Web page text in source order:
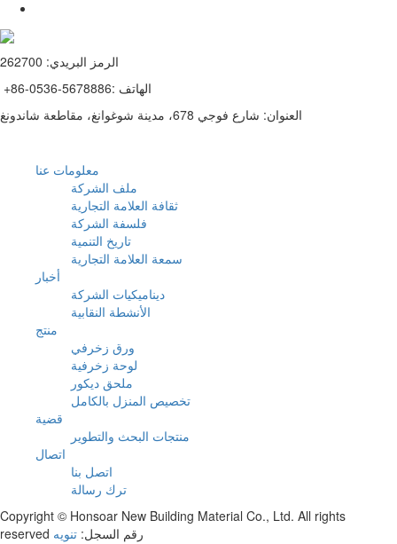
الرمز البريدي: 262700
+86-0536-5678886: الهاتف
العنوان: شارع فوجي 678، مدينة شوغوانغ، مقاطعة شاندونغ
معلومات عنا
ملف الشركة
ثقافة العلامة التجارية
فلسفة الشركة
تاريخ التنمية
سمعة العلامة التجارية
أخبار
ديناميكيات الشركة
الأنشطة النقابية
منتج
ورق زخرفي
لوحة زخرفية
ملحق ديكور
تخصيص المنزل بالكامل
قضية
منتجات البحث والتطوير
اتصال
اتصل بنا
ترك رسالة
Copyright © Honsoar New Building Material Co., Ltd. All rights
reserved رقم السجل: تنويه